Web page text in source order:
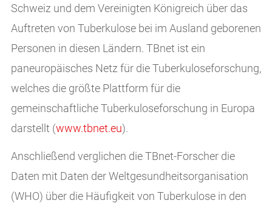
Schweiz und dem Vereinigten Königreich über das
Auftreten von Tuberkulose bei im Ausland geborenen
Personen in diesen Ländern. TBnet ist ein
paneuropäisches Netz für die Tuberkuloseforschung,
welches die größte Plattform für die
gemeinschaftliche Tuberkuloseforschung in Europa
darstellt (www.tbnet.eu).
Anschließend verglichen die TBnet-Forscher die
Daten mit Daten der Weltgesundheitsorganisation
(WHO) über die Häufigkeit von Tuberkulose in den